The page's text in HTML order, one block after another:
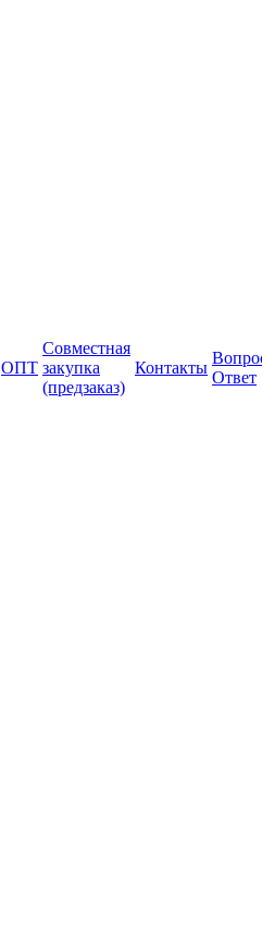
ОПТ
Совместная
закупка
(предзаказ)
Контакты
Ответ